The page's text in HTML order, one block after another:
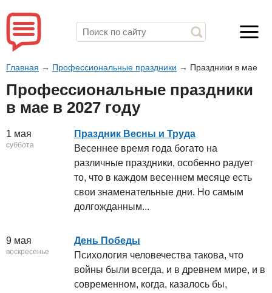
Главная → Профессиональные праздники → Праздники в мае
Профессиональные праздники
в мае в 2027 году
1 мая
суббота
Праздник Весны и Труда
Весеннее время года богато на
различные праздники, особенно радует
то, что в каждом весеннем месяце есть
свои знаменательные дни. Но самым
долгожданным...
9 мая
воскресенье
День Победы
Психология человечества такова, что
войны были всегда, и в древнем мире, и в
современном, когда, казалось бы,